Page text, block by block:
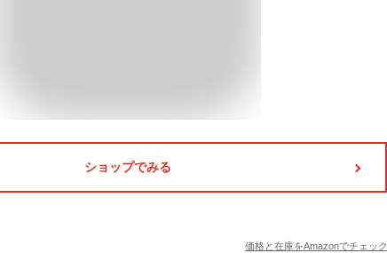
ショップでみる
価格と在庫をAmazonでチェック